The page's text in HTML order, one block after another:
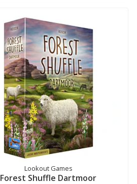
Lookout Games
Forest Shuffle Dartmoor